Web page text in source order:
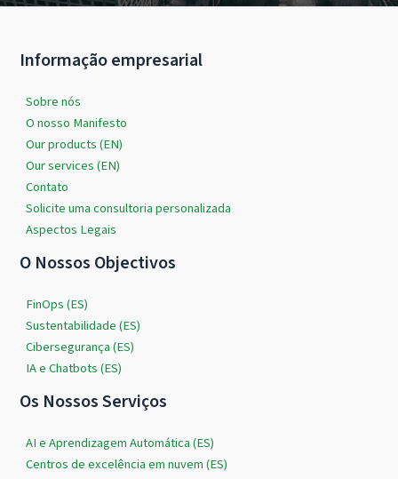
Informação empresarial
Sobre nós
O nosso Manifesto
Our products (EN)
Our services (EN)
Contato
Solicite uma consultoria personalizada
Aspectos Legais
O Nossos Objectivos
FinOps (ES)
Sustentabilidade (ES)
Cibersegurança (ES)
IA e Chatbots (ES)
Os Nossos Serviços
AI e Aprendizagem Automática (ES)
Centros de excelência em nuvem (ES)